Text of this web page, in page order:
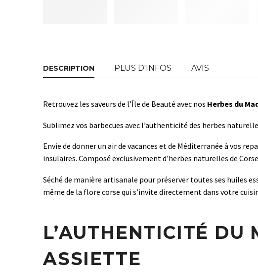
DESCRIPTION PLUS D'INFOS AVIS
Retrouvez les saveurs de l’Île de Beauté avec nos Herbes du
Sublimez vos barbecues avec l’authenticité des herbes
Envie de donner un air de vacances et de Méditerranée à vos
insulaires. Composé exclusivement d’herbes naturelles de
Séché de manière artisanale pour préserver toutes ses huiles
même de la flore corse qui s’invite directement dans votre
L’AUTHENTICITÉ DU
ASSIETTE